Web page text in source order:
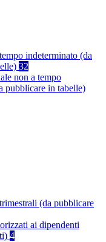
indeterminato (da
32
non a tempo
pubblicare in tabelle)
(da pubblicare
ai dipendenti
4